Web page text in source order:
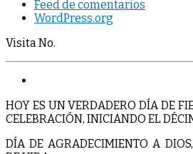
Feed de comentarios
WordPress.org
Visita No.
HOY ES UN VERDADERO DÍA DE
CELEBRACIÓN, INICIANDO EL
DÍA DE AGRADECIMIENTO A